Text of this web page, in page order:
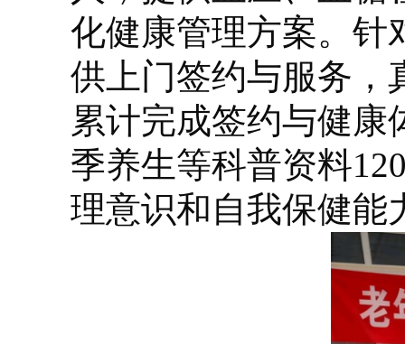
化健康管理方案。针
供上门签约与服务，
累计完成签约与健康
季养生等科普资料
理意识和自我保健能